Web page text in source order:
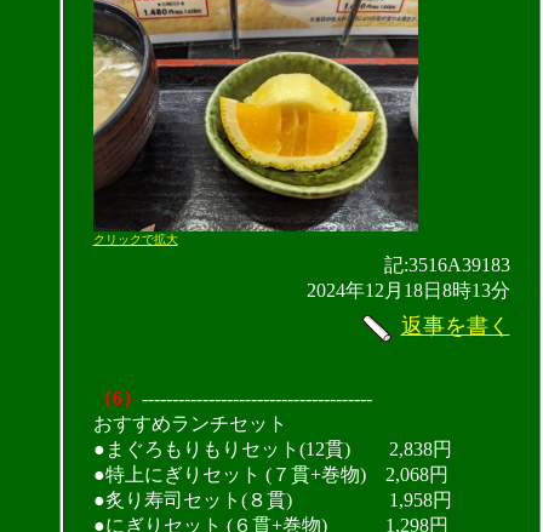
クリックで拡大
記:3516A39183
2024年12月18日8時13分
返事を書く
（6） --------------------------------------
おすすめランチセット
●まぐろもりもりセット(12貫) 2,838円
●特上にぎりセット (７貫+巻物) 2,068円
●炙り寿司セット(８貫) 1,958円
●にぎりセット (６貫+巻物) 1,298円